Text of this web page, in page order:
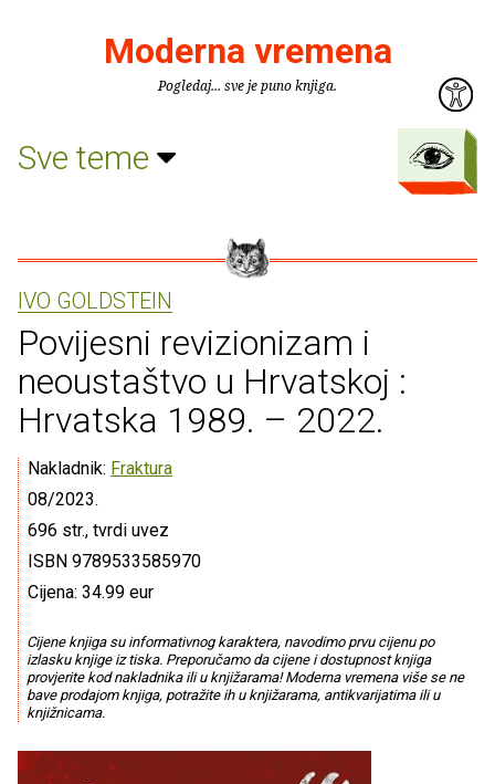
Moderna vremena
Pogledaj... sve je puno knjiga.
Sve teme
IVO GOLDSTEIN
Povijesni revizionizam i
neoustaštvo u Hrvatskoj :
Hrvatska 1989. – 2022.
Nakladnik: Fraktura
08/2023.
696 str., tvrdi uvez
ISBN 9789533585970
Cijena: 34.99 eur
Cijene knjiga su informativnog karaktera, navodimo prvu cijenu po
izlasku knjige iz tiska. Preporučamo da cijene i dostupnost knjiga
provjerite kod nakladnika ili u knjižarama! Moderna vremena više se ne
bave prodajom knjiga, potražite ih u knjižarama, antikvarijatima ili u
knjižnicama.